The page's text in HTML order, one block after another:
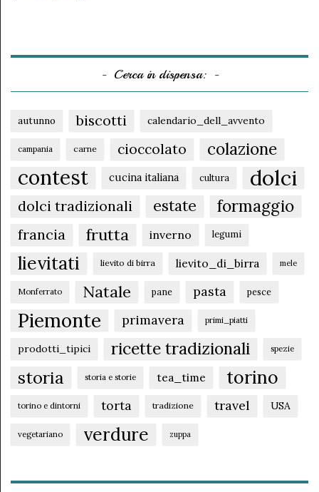
Cerca in dispensa:
autunno biscotti calendario_dell_avvento
campania carne cioccolato colazione
contest cucina italiana cultura dolci
dolci tradizionali estate formaggio
francia frutta inverno legumi
lievitati lievito di birra lievito_di_birra mele
Monferrato Natale pane pasta pesce
Piemonte primavera primi_piatti
prodotti_tipici ricette tradizionali spezie
storia storia e storie tea_time torino
torino e dintorni torta tradizione travel USA
vegetariano verdure zuppa